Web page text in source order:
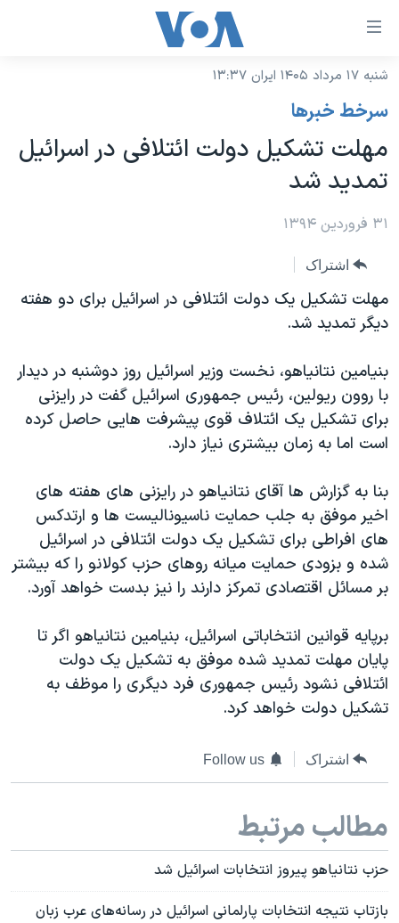
لینکهای
دسترسی
جهش
محتوای
اصلی
اصلی
جهش
به
نسخه سبک وب‌سایت
موضوع ها
ایران
آمریکا
جهان
گزیده‌ها
ویدیوها
فرهنگ و زندگی
حقوق شهروندی
اقتصادی
علم و فناوری
اسرائیل در جنگ
گالری عکس
برنامه های تلویزیونی
جدول برنامه ها
صفحه‌های ویژه
عملیات خشم حماسی
بایگانی برنامه‌های تلویزیونی
مستندها
انتخابات ریاست جمهوری آمریکا ۲۰۲۴
حمله جمهوری اسلامی به اسرائیل
رمز مهسا
ورزش زنان در ایران
اعتراضات زن، زندگی، آزادی
تریبونال مردمی آبان ۹۸
دادگاه حمید نوری
چهل سال گروگان‌گیری
اعتراضات مردمی آبان ۹۸
نرگس محمدی برنده جایزه نوبل صلح
همایش محافظه‌کاران آمریکا «سی‌پک»
فرکانس‌های صدای آمریکا
پخش رادیویی
یادگیری زبان انگلیسی
دنبال کنید
زبانهای مختلف
شنبه ۱۷ مرداد ۱۴۰۵ ایران ۱۳:۳۷
سرخط خبرها
مهلت تشکیل دولت ائتلافی در اسرائیل
تمدید شد
۳۱ فروردین ۱۳۹۴
اشتراک
مهلت تشکیل یک دولت ائتلافی در اسرائیل برای دو هفته
دیگر تمدید شد.
بنیامین نتانیاهو، نخست وزیر اسرائیل روز دوشنبه در دیدار
با روون ریولین، رئیس جمهوری اسرائیل گفت در رایزنی
برای تشکیل یک ائتلاف قوی پیشرفت هایی حاصل کرده
است اما به زمان بیشتری نیاز دارد.
بنا به گزارش ها آقای نتانیاهو در رایزنی های هفته های
اخیر موفق به جلب حمایت ناسیونالیست ها و ارتدکس
های افراطی برای تشکیل یک دولت ائتلافی در اسرائیل
شده و بزودی حمایت میانه روهای حزب کولانو را که بیشتر
بر مسائل اقتصادی تمرکز دارند را نیز بدست خواهد آورد.
برپایه قوانین انتخاباتی اسرائیل، بنیامین نتانیاهو اگر تا
پایان مهلت تمدید شده موفق به تشکیل یک دولت
ائتلافی نشود رئیس جمهوری فرد دیگری را موظف به
تشکیل دولت خواهد کرد.
اشتراک Follow us
مطالب مرتبط
حزب نتانیاهو پیروز انتخابات اسرائیل شد
بازتاب نتيجه انتخابات پارلمانی اسرائيل در رسانه‌های عرب زبان